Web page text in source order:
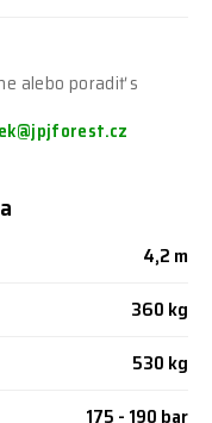
alebo poradiť s
4,2 m
360 kg
530 kg
175 - 190 bar